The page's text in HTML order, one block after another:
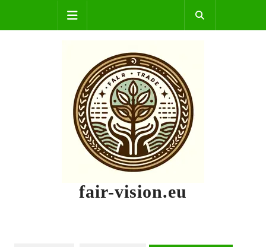
content
fair-vision.eu